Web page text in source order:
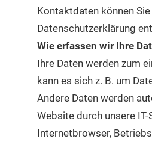
Kontaktdaten können
Datenschutzerklärung
Wie erfassen wir Ihre
Ihre Daten werden zum
kann es sich z. B. um
Andere Daten werden
Website durch unsere
Internetbrowser,